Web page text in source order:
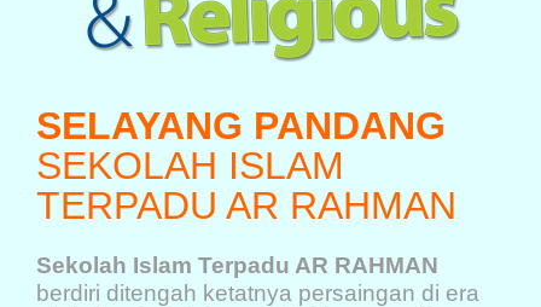
SELAYANG PANDANG
SEKOLAH ISLAM
TERPADU AR RAHMAN
Sekolah Islam Terpadu AR RAHMAN
berdiri ditengah ketatnya persaingan di era